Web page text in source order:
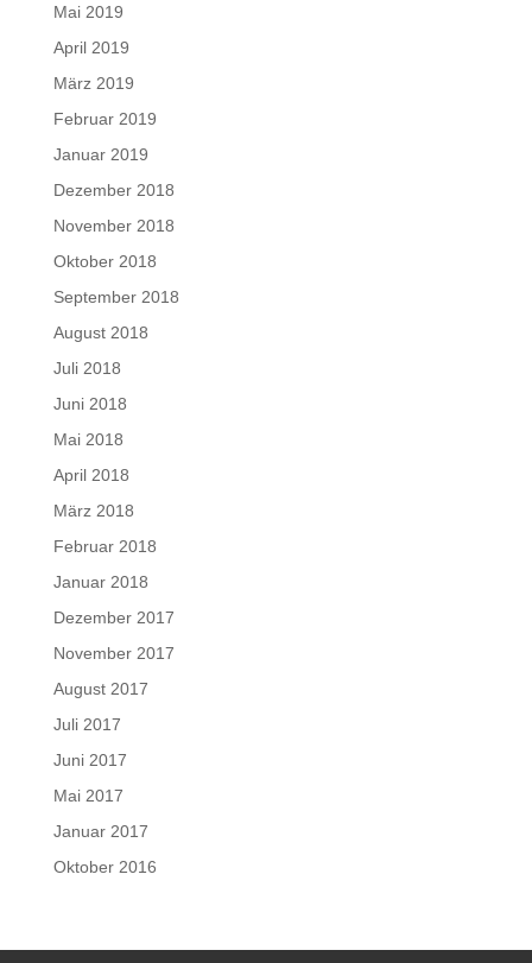
Mai 2019
April 2019
März 2019
Februar 2019
Januar 2019
Dezember 2018
November 2018
Oktober 2018
September 2018
August 2018
Juli 2018
Juni 2018
Mai 2018
April 2018
März 2018
Februar 2018
Januar 2018
Dezember 2017
November 2017
August 2017
Juli 2017
Juni 2017
Mai 2017
Januar 2017
Oktober 2016